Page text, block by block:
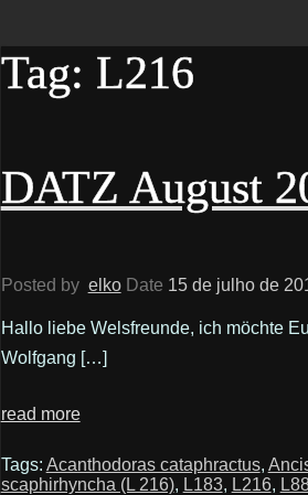
Tag: L216
DATZ August
Posted by elko Date 15 de julho de
Hallo liebe Welsfreunde, ich möchte
Wolfgang […]
read more
Tags: Acanthodoras cataphractus,
scaphirhyncha (L 216), L183, L216,